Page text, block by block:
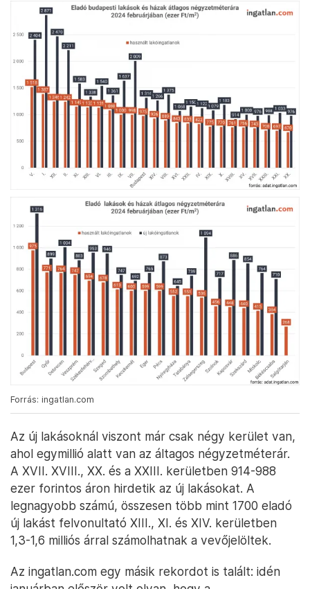
Forrás: ingatlan.com
Az új lakásoknál viszont már csak négy kerület van,
ahol egymillió alatt van az áltagos négyzetméterár.
A XVII. XVIII., XX. és a XXIII. kerületben 914-988
ezer forintos áron hirdetik az új lakásokat. A
legnagyobb számú, összesen több mint 1700 eladó
új lakást felvonultató XIII., XI. és XIV. kerületben
1,3-1,6 milliós árral számolhatnak a vevőjelöltek.
Az ingatlan.com egy másik rekordot is talált: idén